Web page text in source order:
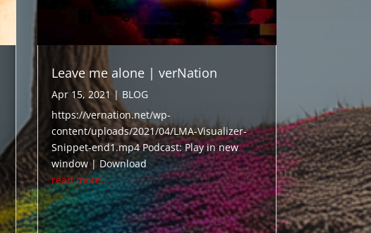
Leave me alone | verNation
Apr 15, 2021| BLOG
https://vernation.net/wp-
content/uploads/2021/04/LMA-Visualizer-
Snippet-end1.mp4 Podcast: Play in new
window | Download
read more...